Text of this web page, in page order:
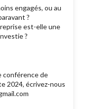
engagés, ou au
?
est-elle une
?
conférence de
2024, écrivez-nous